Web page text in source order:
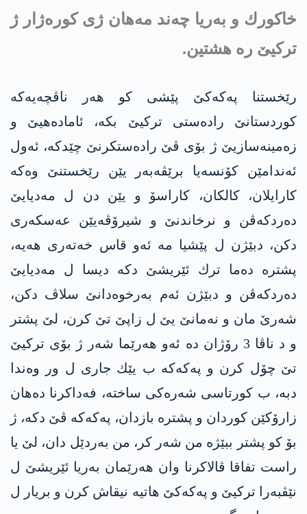
خاكورك و به‌ریا چه‌ند مه‌هان ژی كوره‌ژار ژ
تركیێ ره‌ هشتین.
رێخستنا په‌كه‌كێ پێشی كو هه‌ر ناڤچه‌یه‌كه‌
كوردستانێ راده‌ستی تركیێ بكه‌، ئاماده‌هیێ و
زه‌مینه‌سازیێ ژ بۆی ڤێ راده‌ستكرنێ چێدكه‌، ئه‌ول
ئه‌ندامێن كۆنسه‌یا برێڤه‌به‌ر یێن رێخستنێ وه‌كه‌
كارایلان، كالكان، كاراسۆ و یێن دن ل مه‌دیایێ
ده‌ردكه‌ڤن و نرخاندنێ و شیرۆڤه‌یێن عه‌سكه‌ری
دكن، دبێژن ل پێشیا مه‌ ئه‌و قاس خه‌ته‌ری هه‌یه‌،
پشتره‌ ده‌ما ترك ئێریشێ دكه‌ دیسا ل مه‌دیایێ
ده‌ردكه‌ڤن و دبێژن ئه‌م به‌رخوه‌دانێ سلاڤ دكن،
شه‌رێ مان و نه‌مانێ یێ ل زاپێ تێ كرن، لێ پشتر
و د ناڤا 3 رۆژان ده‌ ئه‌و هه‌رێما شه‌ر ژ بۆی تركیێ
تێ چۆل كرن و په‌كه‌كه‌ ب یێك جاری ل ور وه‌ندا
دبه‌، ب كورتاسی شه‌ره‌كی ساخته‌، فه‌داكرنا ده‌هان
زارۆكێن كوردان و پشتره‌ بازدان، په‌كه‌كه‌ ڤێ دكه‌، ژ
بۆ كو پشتر ببێژه‌ من شه‌ر كر، من به‌ردێل دان، لێ یا
راست تفاقا ڤالاكرنا وان هه‌رێمان به‌ریا ئێریشێ ل
نێڤبه‌را تركیێ و په‌كه‌كێ هاتیه‌ نیقاش كرن و بریار ل